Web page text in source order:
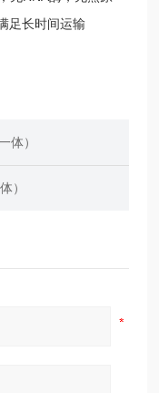
足长时间运输
体）
）